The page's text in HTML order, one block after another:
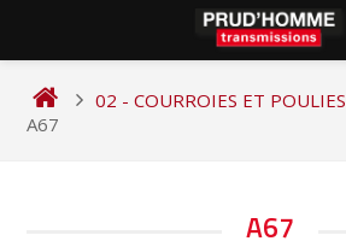
content
02 - COURROIES ET POULIES
A67
A67